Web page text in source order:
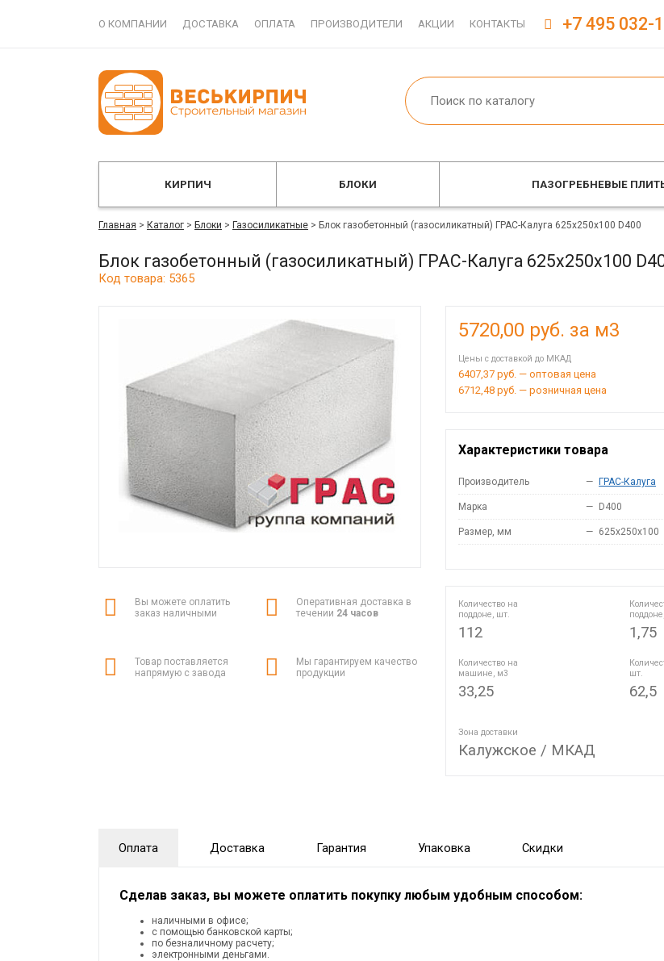
О КОМПАНИИ ДОСТАВКА ОПЛАТА ПРОИЗВОДИТЕЛИ АКЦИИ КОНТАКТЫ +7 495 032-
КИРПИЧ БЛОКИ ПАЗОГРЕБНЕВЫЕ
Главная > Каталог > Блоки > Газосиликатные > Блок газобетонный (газосиликатный) ГРАС-Калуга 625x250x100 D400
Блок газобетонный (газосиликатный) ГРАС-Калуга 625x250x100
Код товара: 5365
Вы можете оплатить
заказ наличными
Оперативная доставка в
течении 24 часов
Товар поставляется
напрямую с завода
Мы гарантируем качество
продукции
5720,00 руб. за м3
Цены с доставкой до МКАД
6407,37 руб. — оптовая цена
6712,48 руб. — розничная цена
Характеристики товара
Производитель — ГРАС-Калуга
Марка — D400
Размер, мм — 625x250x100
Количество на
поддоне, шт.
112 1,75
Количество на
машине, м3
33,25
шт.
62,5
Зона доставки
Калужское / МКАД
Оплата Доставка Гарантия Упаковка Скидки
Сделав заказ, вы можете оплатить покупку любым удобным способом:
наличными в офисе;
с помощью банковской карты;
по безналичному расчету;
электронными деньгами.